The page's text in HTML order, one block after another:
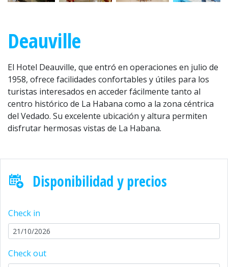
Deauville
El Hotel Deauville, que entró en operaciones en julio de
1958, ofrece facilidades confortables y útiles para los
turistas interesados en acceder fácilmente tanto al
centro histórico de La Habana como a la zona céntrica
del Vedado. Su excelente ubicación y altura permiten
disfrutar hermosas vistas de La Habana.
Disponibilidad y precios
Check in
Check out